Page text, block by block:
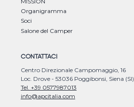
Organigramma
Soci
Salone del Camper
CONTATTACI
Centro Direzionale Campomaggio, 16
Loc. Drove - 53036 Poggibonsi, Siena (SI)
Tel. +39 0577987013
info@apcitalia.com